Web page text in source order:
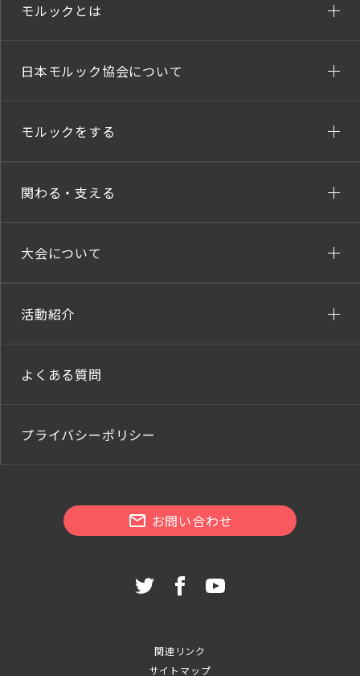
モルックとは
日本モルック協会について
モルックをする
関わる・支える
大会について
活動紹介
よくある質問
プライバシーポリシー
お問い合わせ
関連リンク
サイトマップ